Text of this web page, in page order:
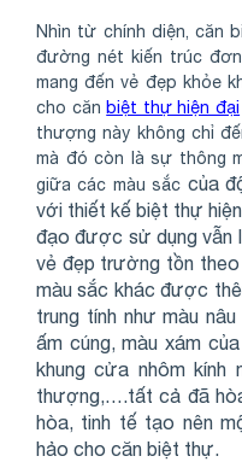
Nhìn từ chính diện, căn
đường nét kiến trúc
mang đến vẻ đẹp khỏe
cho căn biệt thự hiện đại
thượng này không chỉ
mà đó còn là sự thông
giữa các màu sắc của
với thiết kế biệt thự
đạo được sử dụng vẫn
vẻ đẹp trường tồn
màu sắc khác được
trung tính như màu
ấm cúng, màu xám
khung cửa nhôm kính
thượng,….tất cả đã
hòa, tinh tế tạo nên
hảo cho căn biệt thự.